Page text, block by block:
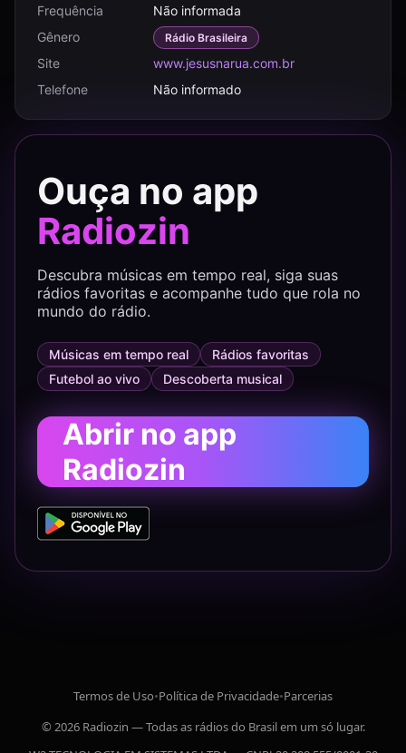
Frequência
Não informada
Gênero
Rádio Brasileira
Site
www.jesusnarua.com.br
Telefone
Não informado
Ouça no app
Radiozin
Descubra músicas em tempo real, siga suas
rádios favoritas e acompanhe tudo que rola no
mundo do rádio.
Músicas em tempo real
Rádios favoritas
Futebol ao vivo
Descoberta musical
Abrir no app
Radiozin
Termos de Uso•Política de Privacidade•Parcerias
© 2026 Radiozin — Todas as rádios do Brasil em um só lugar.